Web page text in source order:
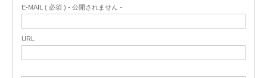
E-MAIL ( 必須 ) - 公開されません -
URL